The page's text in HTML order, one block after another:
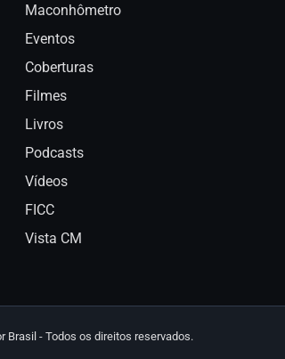
Maconhômetro
Eventos
Coberturas
Filmes
Livros
Podcasts
Vídeos
FICC
Vista CM
Brasil - Todos os direitos reservados.